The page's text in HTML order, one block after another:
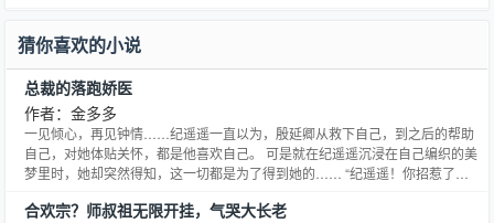
于是，从逃荒到郡城，从创办书肆搬运古典名著安身
猜你喜欢的小说
总裁的落跑娇医
作者：金多多
一见倾心，再见钟情……纪遥遥一直以为，殷延卿从救下自己，到之后的帮助
自己，对她体贴关怀，都是他喜欢自己。 可是就在纪遥遥沉浸在自己编织的美
梦里时，她却突然得知，这一切都是为了得到她的…… “纪遥遥！你招惹了我
的，为什么不能放过我？”
合欢宗？师叔祖无限开挂，气哭大长老